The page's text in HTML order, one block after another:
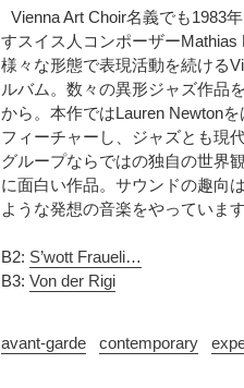
れ
ま
す
コ
ン
デ
ィ
シ
ョ
表
記
い
追
加
す
る
Vienna Art Choir名義でも1983
すスイス人コンポーザー
様々な形態で表現活動を続ける
ルバム。数々の異形ジャズ作品
から。本作ではLauren Newton
フィーチャーし、ジャズとも現
グループならではの独自の世界
に面白い作品。サウンドの趣向
ような発想の音楽をやっていま
B2: S’wott Fraueli…
B3: Von der Rigi
avant-garde contemporary